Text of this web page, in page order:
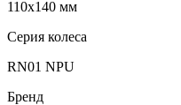
110х140 мм
Серия колеса
RN01 NPU
Бренд